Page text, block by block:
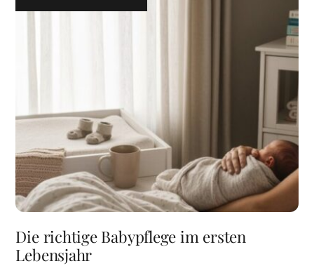
Die richtige Babypflege im ersten
Lebensjahr